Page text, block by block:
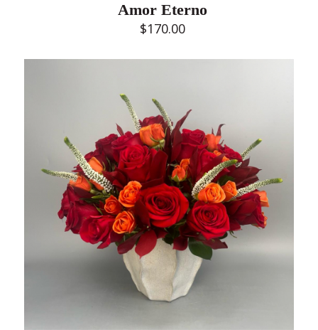
Amor Eterno
$170.00